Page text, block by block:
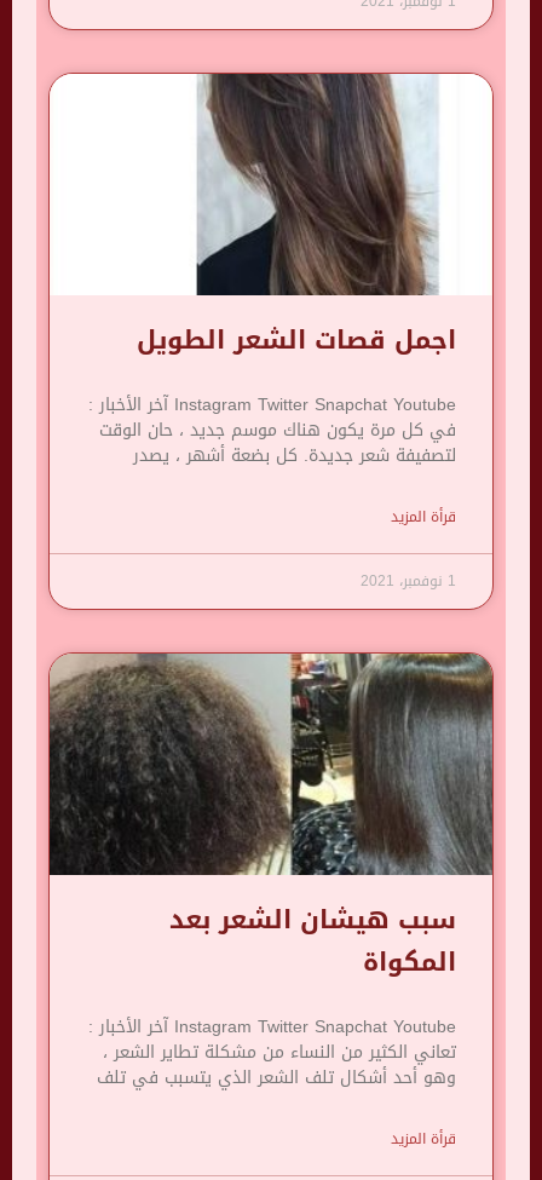
اجمل قصات الشعر الطويل
Instagram Twitter Snapchat Youtube آخر الأخبار :
في كل مرة يكون هناك موسم جديد ، حان الوقت
لتصفيفة شعر جديدة. كل بضعة أشهر ، يصدر
قرأة المزيد
1 نوفمبر، 2021
سبب هيشان الشعر بعد
المكواة
Instagram Twitter Snapchat Youtube آخر الأخبار :
تعاني الكثير من النساء من مشكلة تطاير الشعر ،
وهو أحد أشكال تلف الشعر الذي يتسبب في تلف
قرأة المزيد